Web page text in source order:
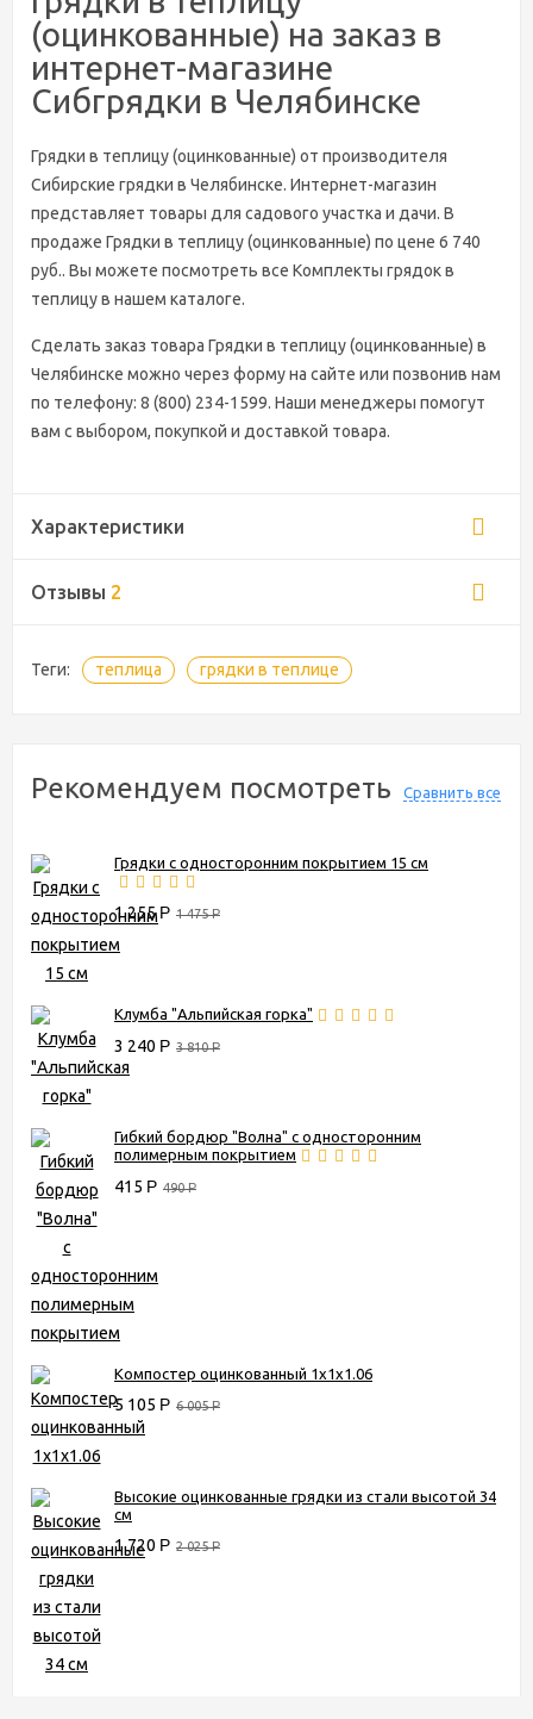
(оцинкованные) на заказ в
интернет-магазине
Сибгрядки в Челябинске
Грядки в теплицу (оцинкованные) от производителя
Сибирские грядки в Челябинске. Интернет-магазин
представляет товары для садового участка и дачи. В
продаже Грядки в теплицу (оцинкованные) по цене 6 740
руб.. Вы можете посмотреть все Комплекты грядок в
теплицу в нашем каталоге.
Сделать заказ товара Грядки в теплицу (оцинкованные) в
Челябинске можно через форму на сайте или позвонив нам
по телефону: 8 (800) 234-1599. Наши менеджеры помогут
вам с выбором, покупкой и доставкой товара.
Характеристики
Отзывы 2
Теги: теплица грядки в теплице
Рекомендуем посмотреть Сравнить все
Грядки с односторонним покрытием 15 см
1 255Р 1 475Р
Клумба "Альпийская горка"
3 240 Р 3 810Р
Гибкий бордюр "Волна" с односторонним
полимерным покрытием
415 Р 490Р
Компостер оцинкованный 1х1х1.06
5 105 Р 6 005Р
Высокие оцинкованные грядки из стали высотой 34
см
1 720 Р 2 025Р